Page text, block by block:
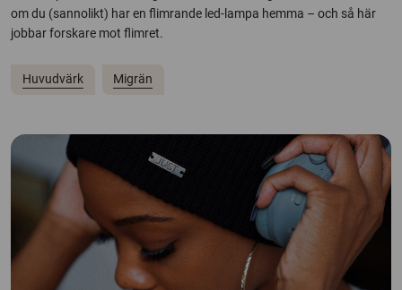
om du (sannolikt) har en flimrande led-lampa hemma – och så här
jobbar forskare mot flimret.
Huvudvärk Migrän